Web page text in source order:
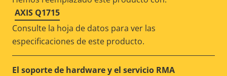
AXIS Q1715
Consulte la hoja de datos para ver las
especificaciones de este producto.
El soporte de hardware y el servicio RMA